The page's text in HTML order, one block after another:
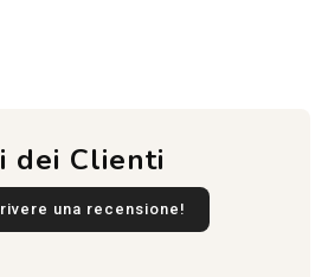
dei Clienti
una recensione!